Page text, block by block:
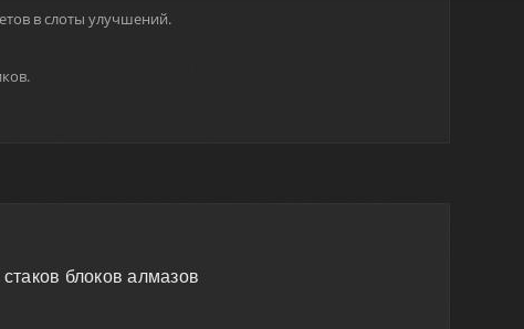
в слоты улучшений.
блоков алмазов